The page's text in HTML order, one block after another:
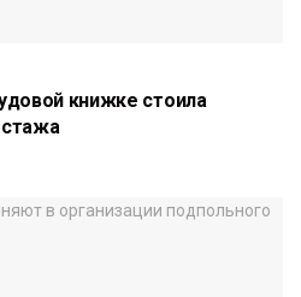
книжке стоила
стажа